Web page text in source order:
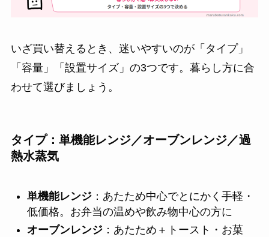
いざ買い替えるとき、迷いやすいのが「タイプ」
「容量」「設置サイズ」の3つです。暮らし方に合
わせて選びましょう。
タイプ：単機能レンジ／オーブンレンジ／過
熱水蒸気
単機能レンジ：あたため中心でとにかく手軽・
低価格。お弁当の温めや飲み物中心の方に
オーブンレンジ：あたため＋トースト・お菓